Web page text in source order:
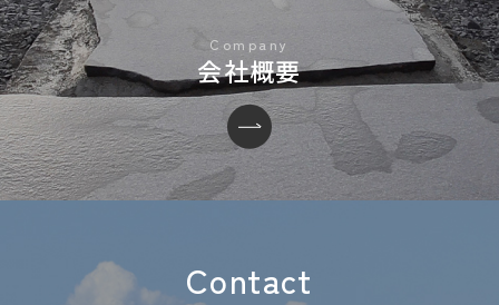
会社概要
Contact